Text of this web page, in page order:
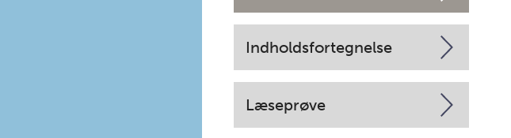
Indholdsfortegnelse
Læseprøve